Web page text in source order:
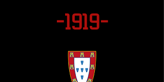
-1919-